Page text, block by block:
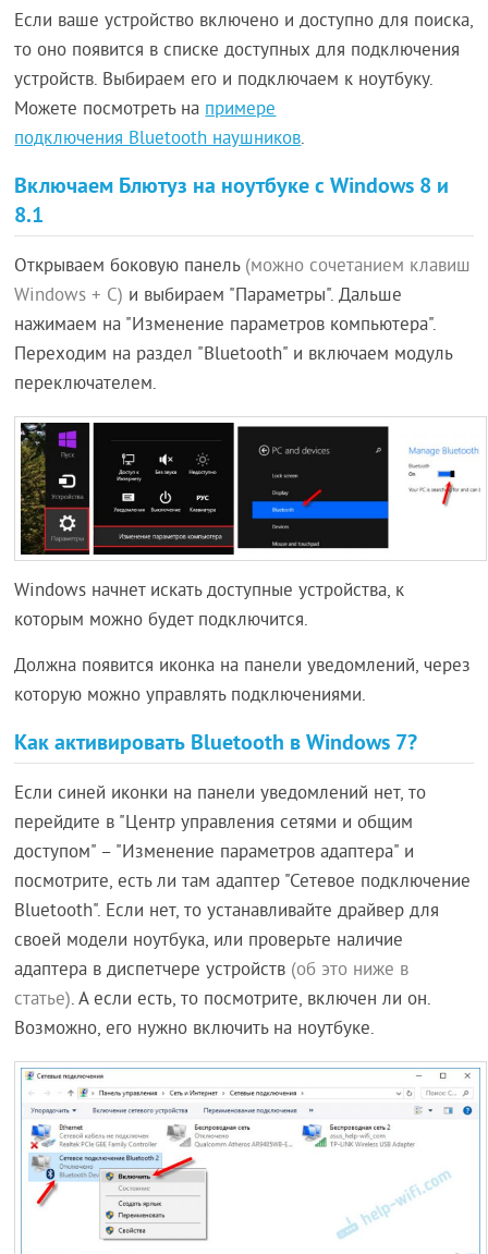
Если ваше устройство включено и доступно для поиска,
то оно появится в списке доступных для подключения
устройств. Выбираем его и подключаем к ноутбуку.
Можете посмотреть напримере
подключения Bluetooth наушников.
Включаем Блютуз на ноутбуке с Windows 8 и
8.1
Открываем боковую панель (можно сочетанием клавиш
Windows + C) и выбираем "Параметры". Дальше
нажимаем на "Изменение параметров компьютера".
Переходим на раздел "Bluetooth" и включаем модуль
переключателем.
Windows начнет искать доступные устройства, к
которым можно будет подключится.
Должна появится иконка на панели уведомлений, через
которую можно управлять подключениями.
Как активировать Bluetooth в Windows 7?
Если синей иконки на панели уведомлений нет, то
перейдите в "Центр управления сетями и общим
доступом" – "Изменение параметров адаптера" и
посмотрите, есть ли там адаптер "Сетевое подключение
Bluetooth". Если нет, то устанавливайте драйвер для
своей модели ноутбука, или проверьте наличие
адаптера в диспетчере устройств (об это ниже в
статье). А если есть, то посмотрите, включен ли он.
Возможно, его нужно включить на ноутбуке.